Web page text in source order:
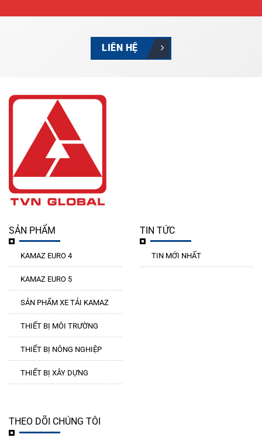
LIÊN HỆ
SẢN PHẨM
KAMAZ EURO 4
KAMAZ EURO 5
SẢN PHẨM XE TẢI KAMAZ
THIẾT BỊ MÔI TRƯỜNG
THIẾT BỊ NÔNG NGHIỆP
THIẾT BỊ XÂY DỰNG
TIN TỨC
TIN MỚI NHẤT
THEO DÕI CHÚNG TÔI